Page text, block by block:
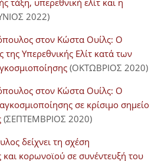
τάξη, υπερεθνική ελίτ και η
2022)
στον Κώστα Ουίλς: Ο
Υπερεθνικής Ελίτ κατά των
(ΟΚΤΩΒΡΙΟΣ 2020)
στον Κώστα Ουίλς: Ο
σε κρίσιμο σημείο
(ΣΕΠΤΕΜΒΡΙΟΣ 2020)
δείχνει τη σχέση
κορωνοϊού σε συνέντευξή του